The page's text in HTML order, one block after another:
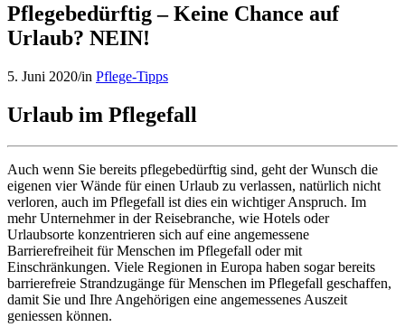
Pflegebedürftig – Keine Chance auf
Urlaub? NEIN!
5. Juni 2020/in Pflege-Tipps
Urlaub im Pflegefall
Auch wenn Sie bereits pflegebedürftig sind, geht der Wunsch die
eigenen vier Wände für einen Urlaub zu verlassen, natürlich nicht
verloren, auch im Pflegefall ist dies ein wichtiger Anspruch. Im
mehr Unternehmer in der Reisebranche, wie Hotels oder
Urlaubsorte konzentrieren sich auf eine angemessene
Barrierefreiheit für Menschen im Pflegefall oder mit
Einschränkungen. Viele Regionen in Europa haben sogar bereits
barrierefreie Strandzugänge für Menschen im Pflegefall geschaffen,
damit Sie und Ihre Angehörigen eine angemessenes Auszeit
geniessen können.